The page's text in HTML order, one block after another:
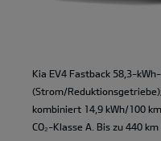
Kia EV4 Fastback 58,3-
(Strom/
kombiniert 14,9 kWh/100
CO₂-Klasse A. Bis zu 440